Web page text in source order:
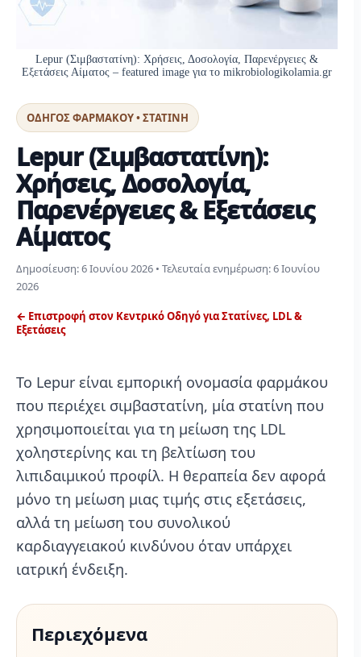
Lepur (Σιμβαστατίνη): Χρήσεις, Δοσολογία, Παρενέργειες &
Εξετάσεις Αίματος – featured image για το mikrobiologikolamia.gr
ΟΔΗΓΟΣ ΦΑΡΜΑΚΟΥ • ΣΤΑΤΙΝΗ
Lepur (Σιμβαστατίνη):
Χρήσεις, Δοσολογία,
Παρενέργειες & Εξετάσεις
Αίματος
Δημοσίευση:6 Ιουνίου 2026 • Τελευταία ενημέρωση:6 Ιουνίου
2026
← Επιστροφή στον Κεντρικό Οδηγό για Στατίνες, LDL &
Εξετάσεις
Το Lepur είναι εμπορική ονομασία φαρμάκου
που περιέχει σιμβαστατίνη, μία στατίνη που
χρησιμοποιείται για τη μείωση της LDL
χοληστερίνης και τη βελτίωση του
λιπιδαιμικού προφίλ. Η θεραπεία δεν αφορά
μόνο τη μείωση μιας τιμής στις εξετάσεις,
αλλά τη μείωση του συνολικού
καρδιαγγειακού κινδύνου όταν υπάρχει
ιατρική ένδειξη.
Περιεχόμενα